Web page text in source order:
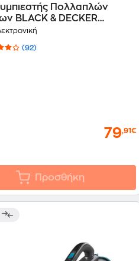
Πολλαπλών
BLACK & DECKER
QS 160psi - Πορτοκαλί
(92)
79,91€
Προσθήκη